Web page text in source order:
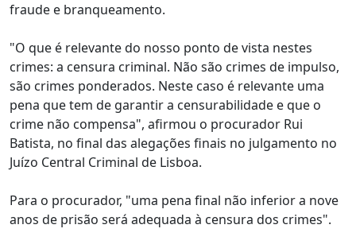
fraude e branqueamento.
"O que é relevante do nosso ponto de vista nestes
crimes: a censura criminal. Não são crimes de impulso,
são crimes ponderados. Neste caso é relevante uma
pena que tem de garantir a censurabilidade e que o
crime não compensa", afirmou o procurador Rui
Batista, no final das alegações finais no julgamento no
Juízo Central Criminal de Lisboa.
Para o procurador, "uma pena final não inferior a nove
anos de prisão será adequada à censura dos crimes".